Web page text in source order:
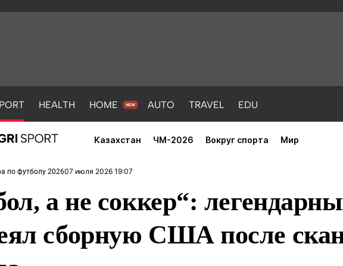
HEALTH HOME AUTO TRAVEL EDU
Казахстан ЧМ-2026 Вокруг спорта Мир
HEALTH
по футболу 202607 июля 2026 19:07
а не соккер“:
сборную США после